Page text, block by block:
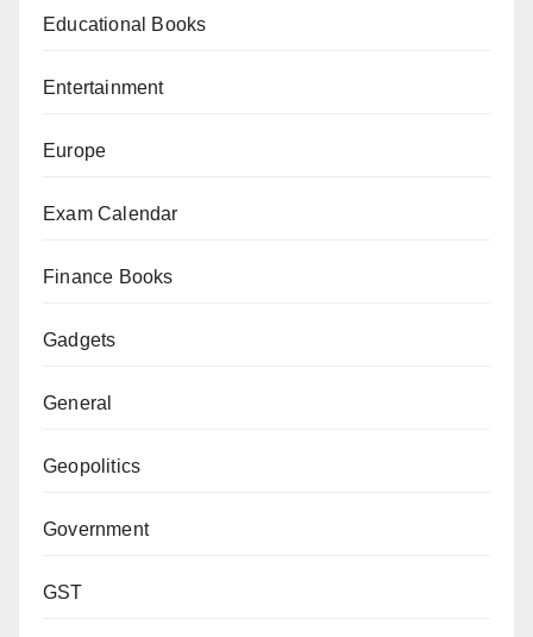
Educational Books
Entertainment
Europe
Exam Calendar
Finance Books
Gadgets
General
Geopolitics
Government
GST